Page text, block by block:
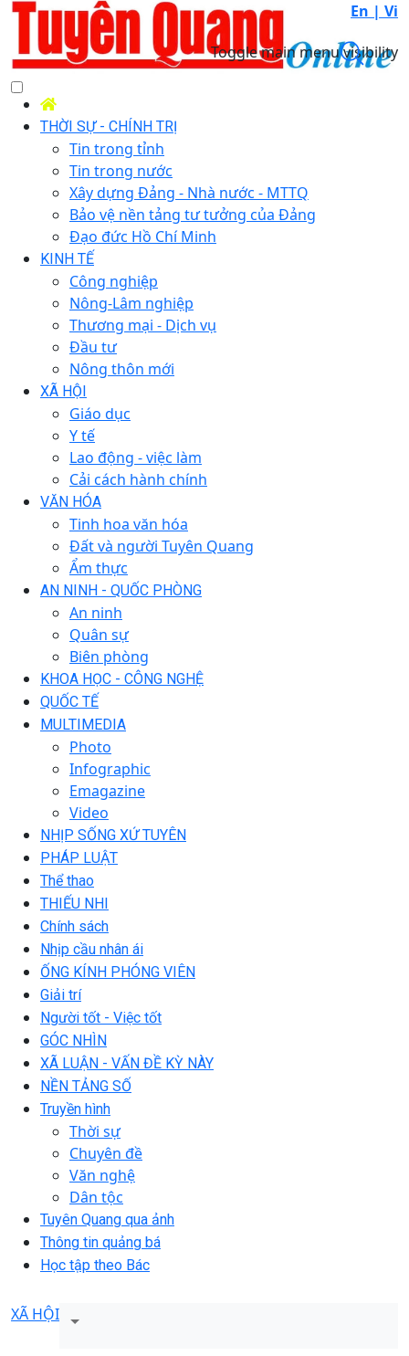
En | Vi
Toggle main menu visibility
THỜI SỰ - CHÍNH TRỊ
Tin trong tỉnh
Tin trong nước
Xây dựng Đảng - Nhà nước - MTTQ
Bảo vệ nền tảng tư tưởng của Đảng
Đạo đức Hồ Chí Minh
KINH TẾ
Công nghiệp
Nông-Lâm nghiệp
Thương mại - Dịch vụ
Đầu tư
Nông thôn mới
XÃ HỘI
Giáo dục
Y tế
Lao động - việc làm
Cải cách hành chính
VĂN HÓA
Tinh hoa văn hóa
Đất và người Tuyên Quang
Ẩm thực
AN NINH - QUỐC PHÒNG
An ninh
Quân sự
Biên phòng
KHOA HỌC - CÔNG NGHỆ
QUỐC TẾ
MULTIMEDIA
Photo
Infographic
Emagazine
Video
NHỊP SỐNG XỨ TUYÊN
PHÁP LUẬT
Thể thao
THIẾU NHI
Chính sách
Nhịp cầu nhân ái
ỐNG KÍNH PHÓNG VIÊN
Giải trí
Người tốt - Việc tốt
GÓC NHÌN
XÃ LUẬN - VẤN ĐỀ KỲ NÀY
NỀN TẢNG SỐ
Truyền hình
Thời sự
Chuyên đề
Văn nghệ
Dân tộc
Tuyên Quang qua ảnh
Thông tin quảng bá
Học tập theo Bác
XÃ HỘI